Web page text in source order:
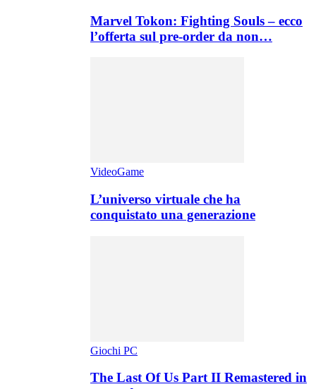
Marvel Tokon: Fighting Souls – ecco
l’offerta sul pre-order da non…
VideoGame
L’universo virtuale che ha
conquistato una generazione
Giochi PC
The Last Of Us Part II Remastered in